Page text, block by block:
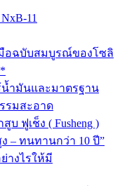
11
อฉบับสมบูรณ์ของโซลิ
น้ำมันและมาตรฐาน
รมสะอาด
ฟูเช็ง ( Fusheng )
– ทนทานกว่า 10 ปี”
างไรให้มี